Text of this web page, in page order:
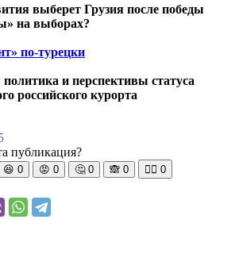
выберет Грузия после победы
на выборах?
по-турецки
и перспективы статуса
российского курорта
публикация?
😆 0 😡 0 🤔 0 🙈 0 🧘‍♀️ 0